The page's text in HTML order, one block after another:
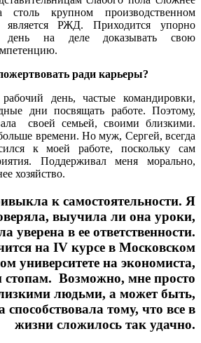
столь крупном производственном
является РЖД. Приходится упорно
день на деле доказывать свою
ради карьеры?
день, частые командировки,
дни посвящать работе. Поэтому,
своей семьей, своими близкими.
времени. Но муж, Сергей, всегда
к моей работе, поскольку сам
Поддерживал меня морально,
хозяйство.
к самостоятельности. Я
выучила ли она уроки,
уверена в ее ответственности.
на IV курсе в Московском
университете на экономиста,
Возможно, мне просто
людьми, а может быть,
тому, что все в
жизни сложилось так удачно.